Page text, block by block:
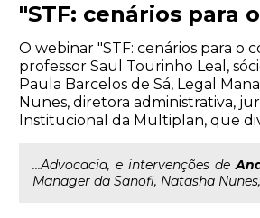
"STF: cenários para
O webinar "STF: cenários para o
professor Saul Tourinho Leal,
Paula Barcelos de Sá, Legal
Nunes, diretora administrativa,
Institucional da Multiplan, que
...Advocacia, e intervenções de
Manager da Sanofi, Natasha